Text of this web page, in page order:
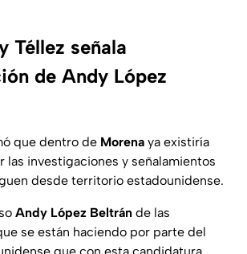
Téllez señala
de Andy López
que dentro de Morena ya existiría
las investigaciones y señalamientos
desde territorio estadounidense.
Andy López Beltrán de las
se están haciendo por parte del